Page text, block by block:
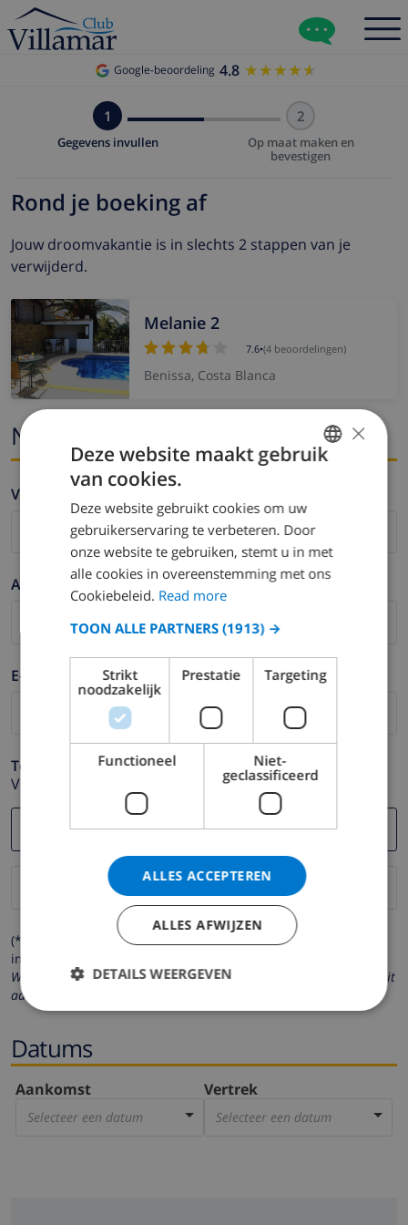
Google-beoordeling 4.8 ★★★★★
★★★★★
1
Gegevens invullen
2
Op maat maken en
bevestigen
Rond je boeking af
Jouw droomvakantie is in slechts 2 stappen van je
verwijderd.
Melanie 2
7.6•(4 beoordelingen)
Benissa, Costa Blanca
Naam en email
Voornaam *
Achternaam *
E-mail *
Telefoonnummer *
Voor het geval dat uw e-mail adres niet correct werkt.
(* de velden met een sterretje moeten verplicht worden
ingevuld )
Wij respecteren uw privacy. Uw persoonlijke gegevens worden nooit
aan derden verstrekt.
Datums
Aankomst
Selecteer een datum
Vertrek
Selecteer een datum
DUTCH
SPANISH
CATALAN
ITALIAN
NORWEGIAN
×
Deze website maakt gebruik
van cookies.
Deze website gebruikt cookies om uw
gebruikerservaring te verbeteren. Door
onze website te gebruiken, stemt u in met
alle cookies in overeenstemming met ons
Cookiebeleid. Read more
TOON ALLE PARTNERS (1913) →
Strikt
noodzakelijk
Prestatie Targeting
Functioneel
Niet-
geclassificeerd
ALLES ACCEPTEREN
ALLES AFWIJZEN
DETAILS WEERGEVEN